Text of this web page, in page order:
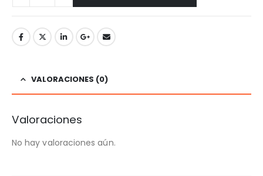
VALORACIONES (0)
Valoraciones
No hay valoraciones aún.